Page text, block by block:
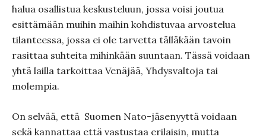
halua osallistua keskusteluun, jossa voisi joutua
esittämään muihin maihin kohdistuvaa arvostelua
tilanteessa, jossa ei ole tarvetta tälläkään tavoin
rasittaa suhteita mihinkään suuntaan. Tässä voidaan
yhtä lailla tarkoittaa Venäjää, Yhdysvaltoja tai
molempia.
On selvää, että Suomen Nato-jäsenyyttä voidaan
sekä kannattaa että vastustaa erilaisin, mutta